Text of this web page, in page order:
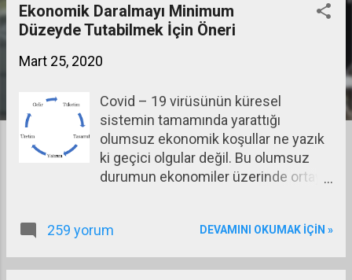
Ekonomik Daralmayı Minimum
Düzeyde Tutabilmek İçin Öneri
Mart 25, 2020
Covid – 19 virüsünün küresel
sistemin tamamında yarattığı
olumsuz ekonomik koşullar ne yazık
ki geçici olgular değil. Bu olumsuz
durumun ekonomiler üzerinde ortaya
ortaya koymaya çalıştım. Ekonomik
çıkardığınızda sistem aksar ama
259 yorum DEVAMINI OKUMAK IÇIN »